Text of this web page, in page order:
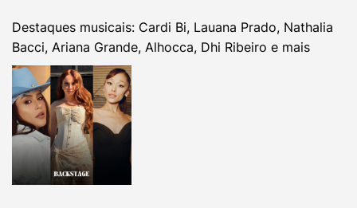
Destaques musicais: Cardi Bi, Lauana Prado, Nathalia
Bacci, Ariana Grande, Alhocca, Dhi Ribeiro e mais